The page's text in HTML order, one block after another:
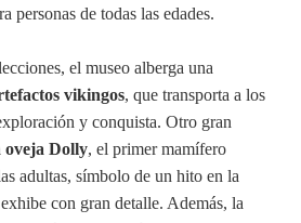
personas de todas las edades.
el museo alberga una
vikingos, que transporta a los
y conquista. Otro gran
oveja Dolly, el primer mamífero
adultas, símbolo de un hito en la
con gran detalle. Además, la